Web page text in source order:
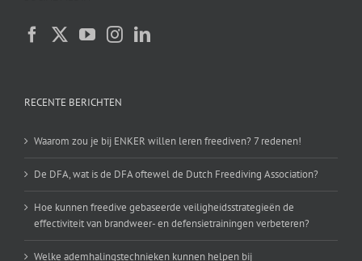
RECENTE BERICHTEN
Waarom zou je bij ENKER willen leren freediven? 7 redenen!
De DFA, wat is de DFA oftewel de Dutch Freediving Association?
Hoe kunnen freedive gebaseerde veiligheidsstrategieën de
effectiviteit van brandweer- en defensietrainingen verbeteren?
Welke ademhalingstechnieken kunnen helpen bij